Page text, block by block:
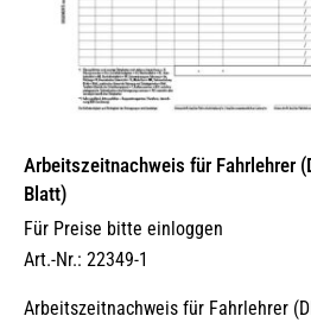
Arbeitszeitnachweis für Fahrlehrer
Blatt)
Für Preise bitte einloggen
Art.-Nr.: 22349-1
Arbeitszeitnachweis für Fahrlehrer